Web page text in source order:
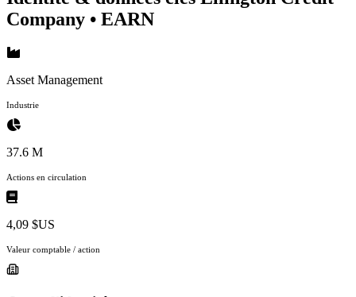
Company • EARN
Asset Management
Industrie
37.6 M
Actions en circulation
4,09 $US
Valeur comptable / action